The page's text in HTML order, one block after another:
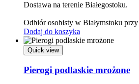
Dostawa na terenie Białegostoku.
Odbiór osobisty w Białymstoku
Dodaj do koszyka
Quick view
Pierogi podlaskie mrożone